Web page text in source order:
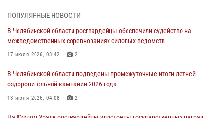
На Южном Урале спецназ Росгвардии провел военно-полевые
Росгвардейцы задержали трёх магазинных воров в Челябинске
На Южном Урале сотрудники Росгвардии задержали
подозреваемого в совершении убийства
ПОПУЛЯРНЫЕ НОВОСТИ
В Челябинской области росгвардейцы обеспечили судейство на
межведомственных соревнованиях силовых ведомств
17 июля 2026, 03:42 2
В Челябинской области подведены промежуточные итоги летней
оздоровительной кампании 2026 года
13 июля 2026, 04:08 2